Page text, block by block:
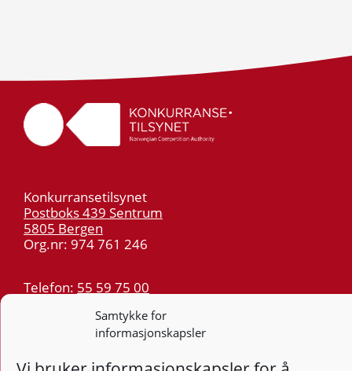
Samtykke for
informasjonskapsler
Konkurransetilsynet
Postboks 439 Sentrum
5805 Bergen
Org.nr: 974 761 246
Telefon: 55 59 75 00
Nyhetsvarsel >>